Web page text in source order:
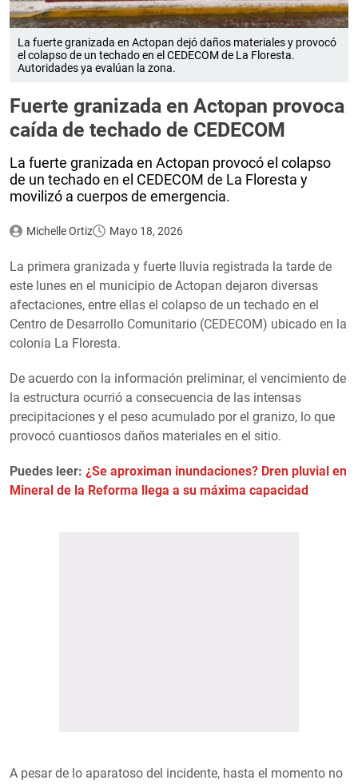
La fuerte granizada en Actopan dejó daños materiales y provocó
el colapso de un techado en el CEDECOM de La Floresta.
Autoridades ya evalúan la zona.
Fuerte granizada en Actopan provoca
caída de techado de CEDECOM
La fuerte granizada en Actopan provocó el colapso
de un techado en el CEDECOM de La Floresta y
movilizó a cuerpos de emergencia.
Michelle Ortiz Mayo 18, 2026
La primera granizada y fuerte lluvia registrada la tarde de
este lunes en el municipio de Actopan dejaron diversas
afectaciones, entre ellas el colapso de un techado en el
Centro de Desarrollo Comunitario (CEDECOM) ubicado en la
colonia La Floresta.
De acuerdo con la información preliminar, el vencimiento de
la estructura ocurrió a consecuencia de las intensas
precipitaciones y el peso acumulado por el granizo, lo que
provocó cuantiosos daños materiales en el sitio.
Puedes leer: ¿Se aproximan inundaciones? Dren pluvial en
Mineral de la Reforma llega a su máxima capacidad
A pesar de lo aparatoso del incidente, hasta el momento no